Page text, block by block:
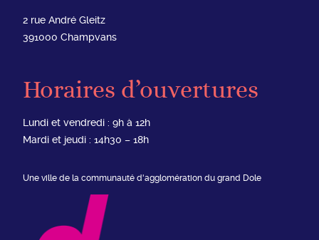
2 rue André Gleitz
391000 Champvans
Horaires d’ouvertures
Lundi et vendredi : 9h à 12h
Mardi et jeudi : 14h30 – 18h
Une ville de la communauté d'agglomération du grand Dole